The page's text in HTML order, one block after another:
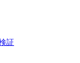
証